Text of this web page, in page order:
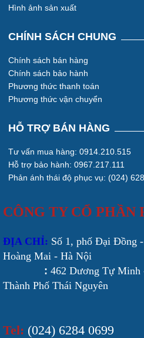
Hình ảnh sản xuất
CHÍNH SÁCH CHUNG
Chính sách bán hàng
Chính sách bảo hành
Phương thức thanh toán
Phương thức vận chuyển
HỖ TRỢ BÁN HÀNG
Tư vấn mua hàng: 0914.210.515
Hỗ trợ bảo hành: 0967.217.111
Phản ánh thái độ phục vụ: (024)
CÔNG TY CỔ PHẦN
ĐỊA CHỈ: Số 1, phố Đại Đồng
Hoàng Mai - Hà Nội
: 462 Dương Tự Minh
Thành Phố Thái Nguyên
Tel: (024) 6284